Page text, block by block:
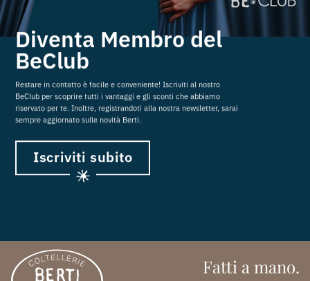
Diventa Membro del
BeClub
Restare in contatto è facile e conveniente! Iscriviti al nostro
BeClub per scoprire tutti i vantaggi e gli sconti che abbiamo
riservato per te. Inoltre, registrandoti alla nostra newsletter, sarai
sempre aggiornato sulle novità Berti.
Iscriviti subito
Fatti a mano.